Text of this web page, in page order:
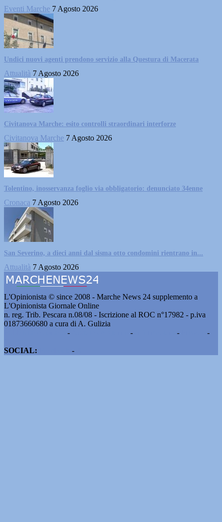
Eventi Marche 7 Agosto 2026
Undici nuovi agenti prendono servizio alla Questura di Macerata
Attualità 7 Agosto 2026
Civitanova Marche: esito controlli straordinari interforze
Civitanova Marche 7 Agosto 2026
Tolentino, inosservanza foglio via obbligatorio: denunciato 34enne
Cronaca 7 Agosto 2026
San Severino, a dieci anni dal sisma otto condomini rientrano in...
Attualità 7 Agosto 2026
L'Opinionista © since 2008 - Marche News 24 supplemento a
L'Opinionista Giornale Online
n. reg. Trib. Pescara n.08/08 - Iscrizione al ROC n°17982 - p.iva
01873660680 a cura di A. Gulizia
- - -
-
SOCIAL:
-